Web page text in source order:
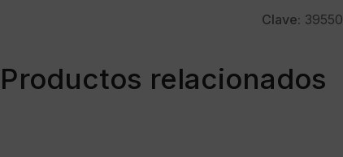
Clave: 39550
Productos relacionados